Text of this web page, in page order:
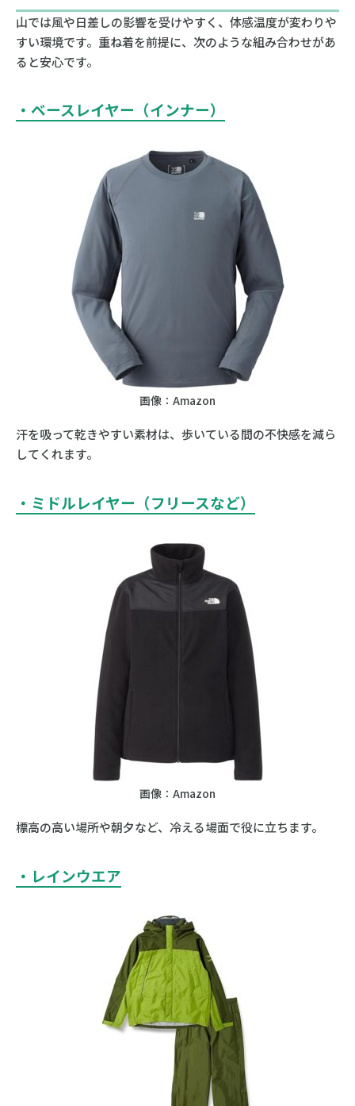
山では風や日差しの影響を受けやすく、体感温度が変わりや
すい環境です。重ね着を前提に、次のような組み合わせがあ
ると安心です。
・ベースレイヤー（インナー）
画像：Amazon
汗を吸って乾きやすい素材は、歩いている間の不快感を減ら
してくれます。
・ミドルレイヤー（フリースなど）
画像：Amazon
標高の高い場所や朝夕など、冷える場面で役に立ちます。
・レインウエア